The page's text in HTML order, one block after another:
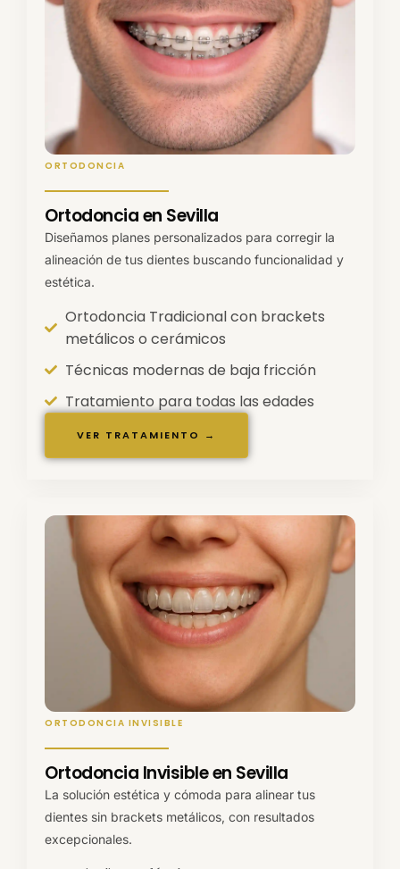
ORTODONCIA
Ortodoncia en Sevilla
Diseñamos planes personalizados para corregir la
alineación de tus dientes buscando funcionalidad y
estética.
Ortodoncia Tradicional con brackets
metálicos o cerámicos
Técnicas modernas de baja fricción
Tratamiento para todas las edades
VER TRATAMIENTO →
ORTODONCIA INVISIBLE
Ortodoncia Invisible en Sevilla
La solución estética y cómoda para alinear tus
dientes sin brackets metálicos, con resultados
excepcionales.